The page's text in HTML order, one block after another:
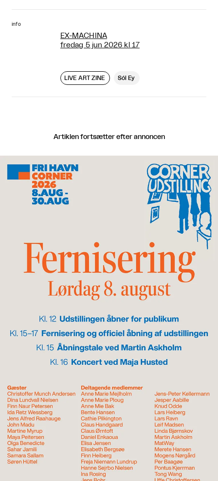
info
EX-MACHINA
fredag 5 jun 2026 kl 17
LIVE ART ZINE Sól Ey
Artiklen fortsætter efter annoncen